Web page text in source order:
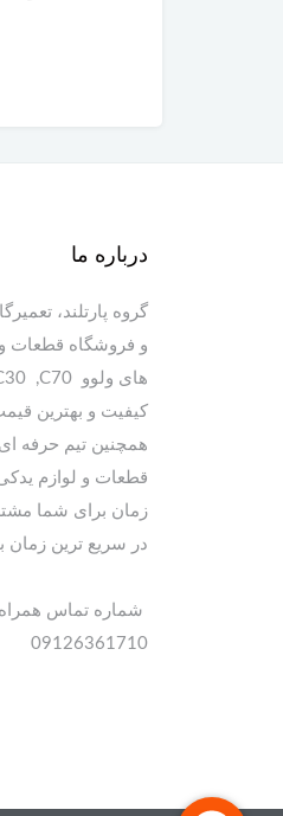
درباره ما
گروه پارتلند،
و فروشگاه قطعات
کیفیت و بهترین
همچنین تیم حرفه ای
قطعات و لوازم
زمان برای شما
در سریع ترین
09126361710